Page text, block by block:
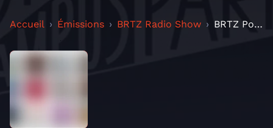
Accueil Émissions BRTZ Radio Show BRTZ Podcast - I.D.K., Black Smurf, Genesis...